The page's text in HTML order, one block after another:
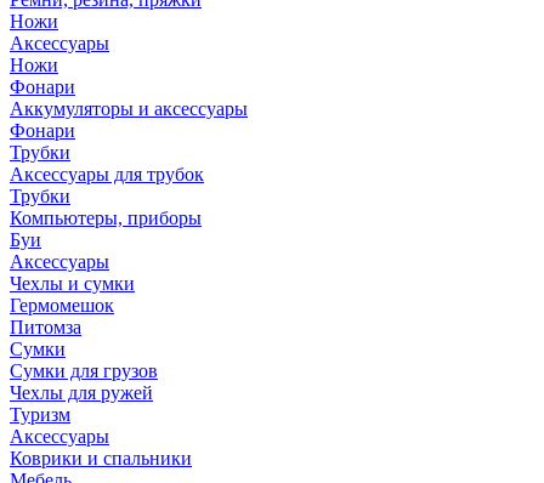
Ножи
Аксессуары
Ножи
Фонари
Аккумуляторы и аксессуары
Фонари
Трубки
Аксессуары для трубок
Трубки
Компьютеры, приборы
Буи
Аксессуары
Чехлы и сумки
Гермомешок
Питомза
Сумки
Сумки для грузов
Чехлы для ружей
Туризм
Аксессуары
Коврики и спальники